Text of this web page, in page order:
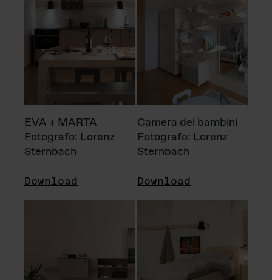
EVA + MARTA
Fotografo: Lorenz
Sternbach
Download
Camera dei bambini
Fotografo: Lorenz
Sternbach
Download